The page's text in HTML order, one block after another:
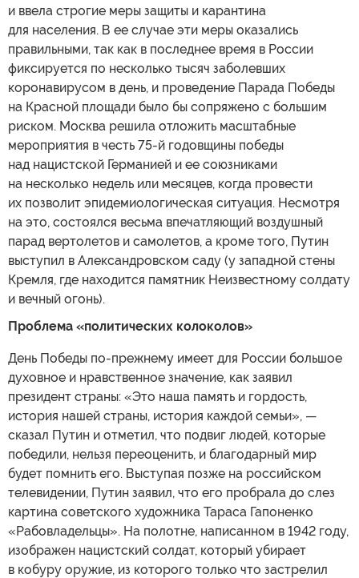
и ввела строгие меры защиты и карантина
для населения. В ее случае эти меры оказались
правильными, так как в последнее время в России
фиксируется по несколько тысяч заболевших
коронавирусом в день, и проведение Парада Победы
на Красной площади было бы сопряжено с большим
риском. Москва решила отложить масштабные
мероприятия в честь 75-й годовщины победы
над нацистской Германией и ее союзниками
на несколько недель или месяцев, когда провести
их позволит эпидемиологическая ситуация. Несмотря
на это, состоялся весьма впечатляющий воздушный
парад вертолетов и самолетов, а кроме того, Путин
выступил в Александровском саду (у западной стены
Кремля, где находится памятник Неизвестному солдату
и вечный огонь).
Проблема «политических колоколов»
День Победы по-прежнему имеет для России большое
духовное и нравственное значение, как заявил
президент страны: «Это наша память и гордость,
история нашей страны, история каждой семьи», —
сказал Путин и отметил, что подвиг людей, которые
победили, нельзя переоценить, и благодарный мир
будет помнить его. Выступая позже на российском
телевидении, Путин заявил, что его пробрала до слез
картина советского художника Тараса Гапоненко
«Рабовладельцы». На полотне, написанном в 1942 году,
изображен нацистский солдат, который убирает
в кобуру оружие, из которого только что застрелил